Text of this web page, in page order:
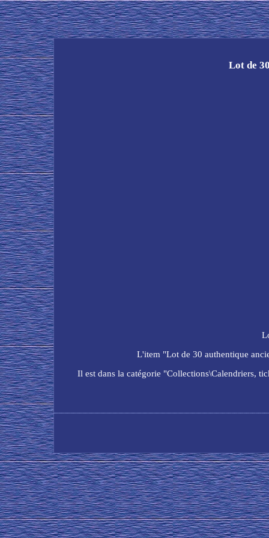
Lot de
L'item "Lot de 30 authentique
Il est dans la catégorie "Collections\Calendriers,